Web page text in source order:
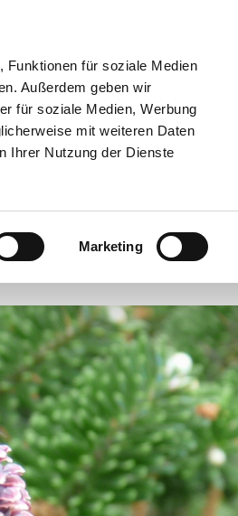
Funktionen für soziale Medien
Außerdem geben wir
für soziale Medien, Werbung
mit weiteren Daten
Ihrer Nutzung der Dienste
Marketing